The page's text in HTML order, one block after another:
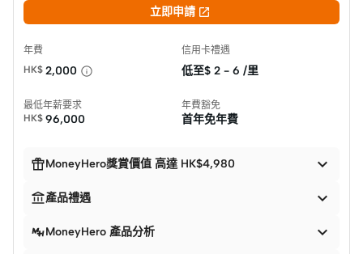
立即申請 
年費
HK$ 2,000
信用卡禮遇
低至$ 2 - 6 /里
最低年薪要求
HK$ 96,000
年費豁免
首年免年費
MoneyHero獎賞價值 高達 HK$4,980 
產品禮遇 
MoneyHero 產品分析 